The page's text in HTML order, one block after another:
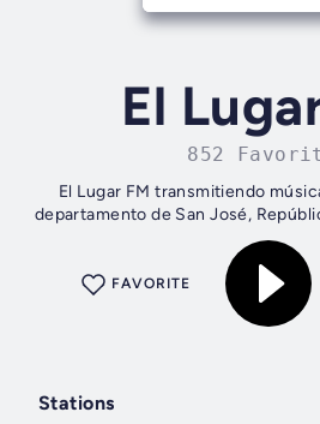
El
852
El Lugar FM transmitiendo
departamento de San José,
FAVORITE
Stations